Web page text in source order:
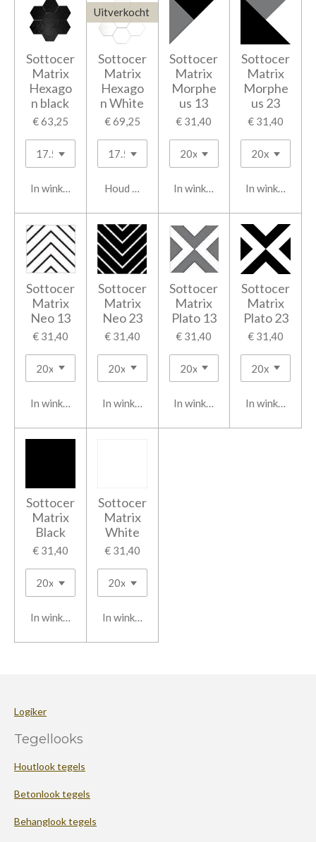
Sottocer
Matrix
Hexago
n black
€ 63,25
In winkelwagen
Uitverkocht
Sottocer
Matrix
Hexago
n White
€ 69,25
Houd mij op de hoogte
Sottocer
Matrix
Morphe
us 13
€ 31,40
In winkelwagen
Sottocer
Matrix
Morphe
us 23
€ 31,40
In
Sottocer
Matrix
Neo 13
€ 31,40
In winkelwagen
Sottocer
Matrix
Neo 23
€ 31,40
In winkelwagen
Sottocer
Matrix
Plato 13
€ 31,40
In winkelwagen
Sottocer
Matrix
Plato 23
€ 31,40
In
Sottocer
Matrix
Black
€ 31,40
In winkelwagen
Sottocer
Matrix
White
€ 31,40
In winkelwagen
Logiker
Tegellooks
Houtlook tegels
Betonlook tegels
Behanglook tegels